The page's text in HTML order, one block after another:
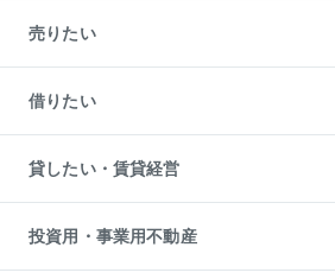
新築・分譲マンションの購入
中古マンションの購入
一戸建ての購入
中古一戸建ての購入
不動産購入の流れ
注目キーワード物件特集
購入ガイド
English 繁体中文簡体中文
売りたい
一戸建ての売却・査定
土地の売却・査定
スピードAI査定
不動産査定について
不動産売却の流れ
不動産買換えの流れ
売却ガイド
借りたい
オフィス・店舗の賃貸
借りるときの流れ
借りるガイド
貸したい・賃貸経営
マンション賃料データ
賃貸管理プラン
リロケーションについて
投資用・事業用不動産